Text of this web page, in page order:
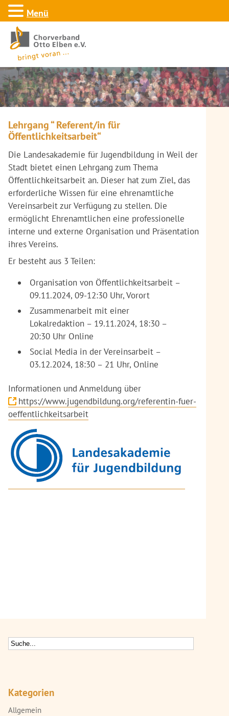
Lehrgang “ Referent/in für
Öffentlichkeitsarbeit“
Die Landesakademie für Jugendbildung in Weil der
Stadt bietet einen Lehrgang zum Thema
Öffentlichkeitsarbeit an. Dieser hat zum Ziel, das
erforderliche Wissen für eine ehrenamtliche
Vereinsarbeit zur Verfügung zu stellen. Die
ermöglicht Ehrenamtlichen eine professionelle
interne und externe Organisation und Präsentation
ihres Vereins.
Er besteht aus 3 Teilen:
Organisation von Öffentlichkeitsarbeit –
09.11.2024, 09-12:30 Uhr, Vorort
Zusammenarbeit mit einer
Lokalredaktion – 19.11.2024, 18:30 –
20:30 Uhr Online
Social Media in der Vereinsarbeit –
03.12.2024, 18:30 – 21 Uhr, Online
Informationen und Anmeldung über
https://www.jugendbildung.org/referentin-fuer-
oeffentlichkeitsarbeit
Kategorien
Allgemein
Menü